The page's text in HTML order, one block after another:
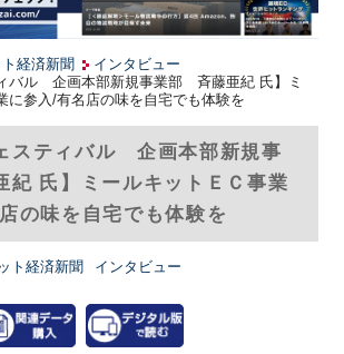
経済新聞
インタビュー
バル 企画本部新規事業部 斉藤亜紀 氏】ミ
に参入/有名店の味を自宅でも体験を
スティバル 企画本部新規事
氏】ミールキットＥＣ事業
の味を自宅でも体験を
ト経済新聞 インタビュー